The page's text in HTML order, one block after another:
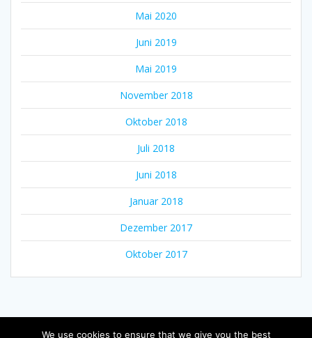
Mai 2020
Juni 2019
Mai 2019
November 2018
Oktober 2018
Juli 2018
Juni 2018
Januar 2018
Dezember 2017
Oktober 2017
We use cookies to ensure that we give you the best